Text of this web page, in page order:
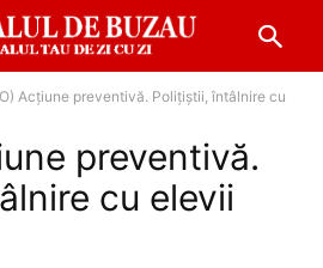
Acțiune preventivă. Polițiștii, întâlnire cu
preventivă.
cu elevii